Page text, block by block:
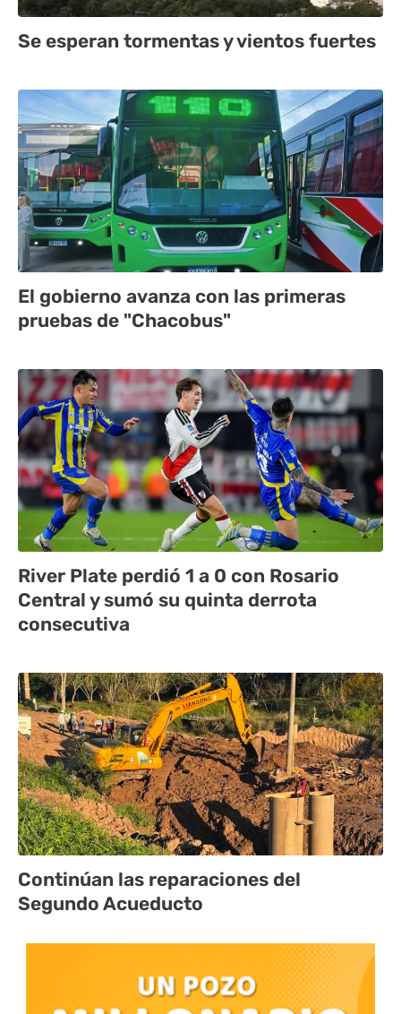
Se esperan tormentas y vientos fuertes
El gobierno avanza con las primeras
pruebas de "Chacobus"
River Plate perdió 1 a 0 con Rosario
Central y sumó su quinta derrota
consecutiva
Continúan las reparaciones del
Segundo Acueducto